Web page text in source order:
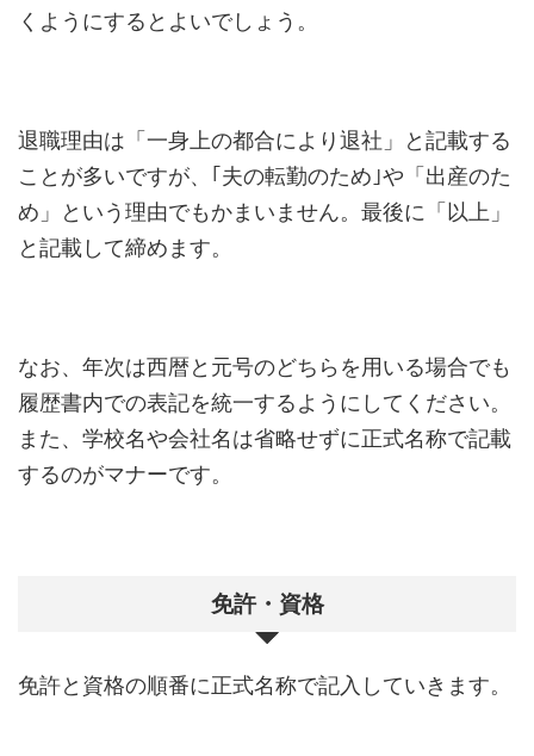
くようにするとよいでしょう。
退職理由は「一身上の都合により退社」と記載する
ことが多いですが、｢夫の転勤のため｣や「出産のた
め」という理由でもかまいません。最後に「以上」
と記載して締めます。
なお、年次は西暦と元号のどちらを用いる場合でも
履歴書内での表記を統一するようにしてください。
また、学校名や会社名は省略せずに正式名称で記載
するのがマナーです。
免許・資格
免許と資格の順番に正式名称で記入していきます。